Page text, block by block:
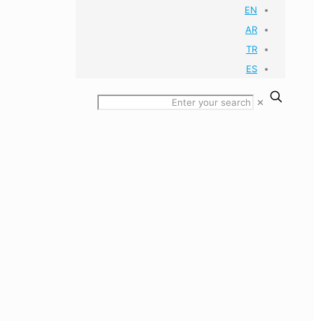
EN
AR
TR
ES
✕